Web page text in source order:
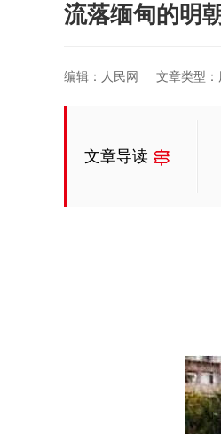
流落缅甸的明
编辑：人民网 文章类型
文章导读